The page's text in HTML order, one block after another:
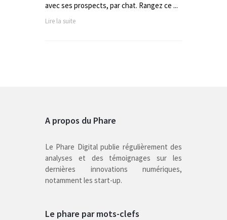
avec ses prospects, par chat. Rangez ce ...
Lire la suite
A propos du Phare
Le Phare Digital publie régulièrement des
analyses et des témoignages sur les
dernières innovations numériques,
notamment les start-up.
Le phare par mots-clefs